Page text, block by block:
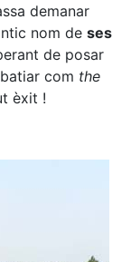
demanar
nom de ses
de posar
com the
èxit !